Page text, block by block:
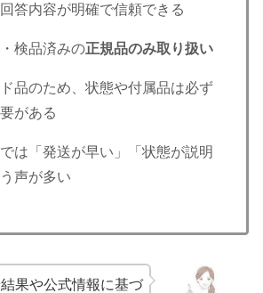
答内容が明確で信頼できる
検品済みの正規品のみ取り扱い
品のため、状態や付属品は必ず
がある
は「発送が早い」「状態が説明
声が多い
果や公式情報に基づ